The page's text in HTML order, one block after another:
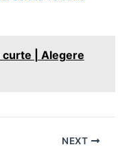
curte | Alegere
NEXT